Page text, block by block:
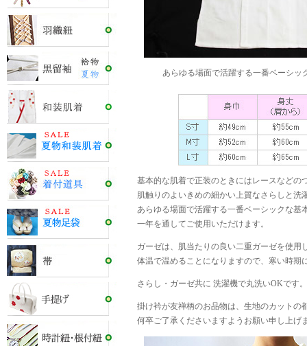
あらゆる場面で活躍する一番ベーシッ
基本的な肌着で正装のときにはレースなどの
肌触りのよいきめの細かい上質なさらしと洗
あらゆる場面で活躍する一番ベーシックな基
一年を通してご使用いただけます。
ガーゼは、肌当たりの良い二重ガーゼを使
体温で温めることになりますので、寒い時期
さらし・ガーゼ共に 洗濯機で丸洗いOKです。
掛け衿が友禅柄のお品物は、生地のカットの
何卒ご了承くださいますようお願い申し上げ